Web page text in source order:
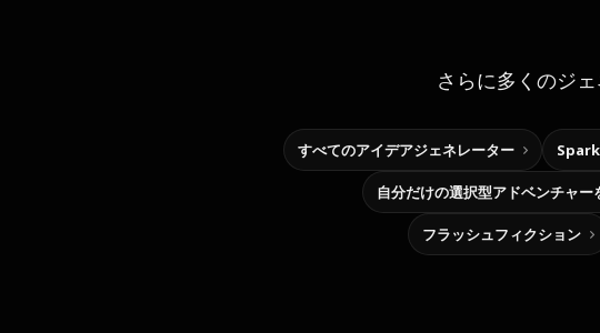
さらに多くのジ
すべてのアイデアジェネレーター
フラッシュフィクション